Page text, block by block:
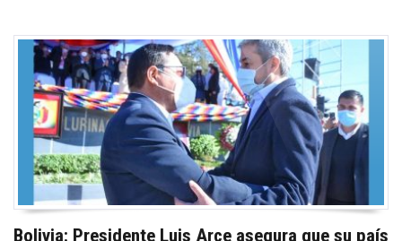
Bolivia: Presidente Luis Arce asegura que su país